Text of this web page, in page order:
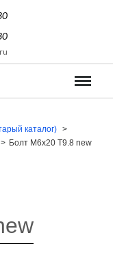
Меню
Болт М6x20 T9.8 new
каталог)